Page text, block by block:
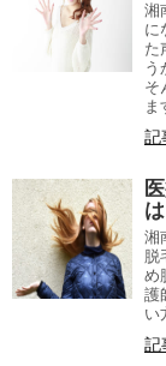
湘
に
た
う
そ
ま
記
湘
脱
め
護
い
記